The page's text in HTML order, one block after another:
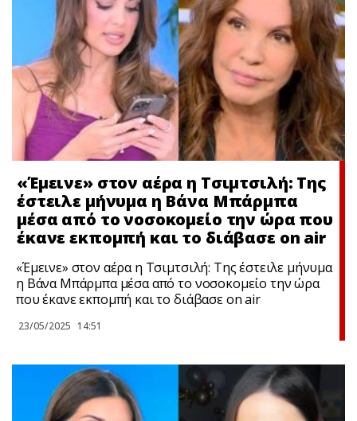
«Έμεινε» στον αέρα η Τσιμτσιλή: Της
έστειλε μήνυμα η Βάνα Μπάρμπα
μέσα από το νοσοκομείο την ώρα που
έκανε εκπομπή και το διάβασε on air
«Έμεινε» στον αέρα η Τσιμτσιλή: Της έστειλε μήνυμα
η Βάνα Μπάρμπα μέσα από το νοσοκομείο την ώρα
που έκανε εκπομπή και το διάβασε on air
23/05/2025 14:51